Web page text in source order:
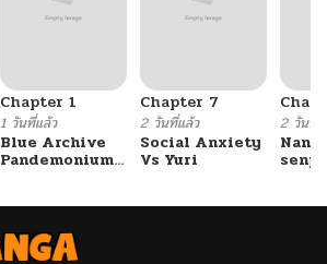
Chapter 1
1 วันที่แล้ว
Blue Archive
Pandemonium
Chapter 7
2 วันที่แล้ว
Social Anxiety
Vs Yuri
2 วันที่แ